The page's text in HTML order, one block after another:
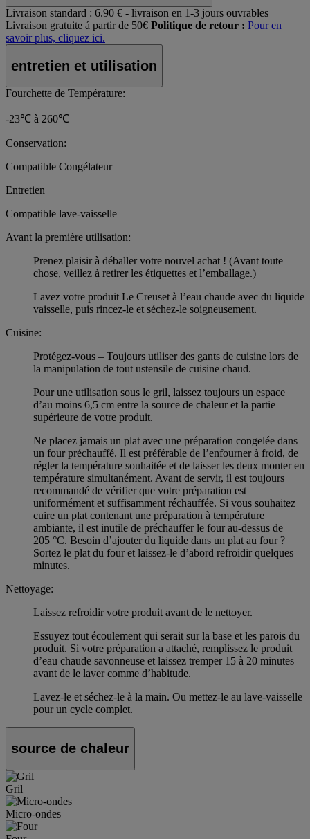
Livraison standard : 6.90 € - livraison en 1-3 jours ouvrables
Livraison gratuite á partir de 50€ Politique de retour : Pour en
savoir plus, cliquez ici.
entretien et utilisation
Fourchette de Température:
-23℃ à 260℃
Conservation:
Compatible Congélateur
Entretien
Compatible lave-vaisselle
Avant la première utilisation:
Prenez plaisir à déballer votre nouvel achat ! (Avant toute
chose, veillez à retirer les étiquettes et l’emballage.)
Lavez votre produit Le Creuset à l’eau chaude avec du liquide
vaisselle, puis rincez-le et séchez-le soigneusement.
Cuisine:
Protégez-vous – Toujours utiliser des gants de cuisine lors de
la manipulation de tout ustensile de cuisine chaud.
Pour une utilisation sous le gril, laissez toujours un espace
d’au moins 6,5 cm entre la source de chaleur et la partie
supérieure de votre produit.
Ne placez jamais un plat avec une préparation congelée dans
un four préchauffé. Il est préférable de l’enfourner à froid, de
régler la température souhaitée et de laisser les deux monter en
température simultanément. Avant de servir, il est toujours
recommandé de vérifier que votre préparation est
uniformément et suffisamment réchauffée. Si vous souhaitez
cuire un plat contenant une préparation à température
ambiante, il est inutile de préchauffer le four au-dessus de
205 °C. Besoin d’ajouter du liquide dans un plat au four ?
Sortez le plat du four et laissez-le d’abord refroidir quelques
minutes.
Nettoyage:
Laissez refroidir votre produit avant de le nettoyer.
Essuyez tout écoulement qui serait sur la base et les parois du
produit. Si votre préparation a attaché, remplissez le produit
d’eau chaude savonneuse et laissez tremper 15 à 20 minutes
avant de le laver comme d’habitude.
Lavez-le et séchez-le à la main. Ou mettez-le au lave-vaisselle
pour un cycle complet.
source de chaleur
Gril
Micro-ondes